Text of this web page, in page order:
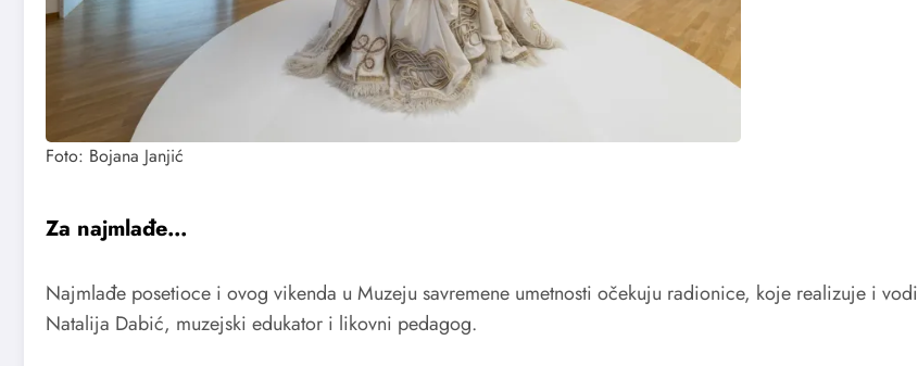
Foto: Bojana Janjić
Za najmlađe…
Najmlađe posetioce i ovog vikenda u Muzeju savremene umetnosti očekuju radionice, koje realizuje i vodi
Natalija Dabić, muzejski edukator i likovni pedagog.